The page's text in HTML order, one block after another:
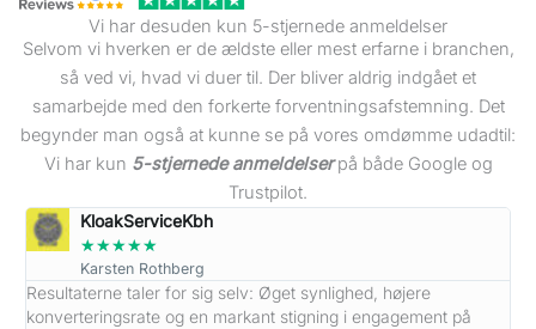
Vi har desuden kun 5-stjernede anmeldelser
Selvom vi hverken er de ældste eller mest erfarne i branchen,
så ved vi, hvad vi duer til. Der bliver aldrig indgået et
samarbejde med den forkerte forventningsafstemning. Det
begynder man også at kunne se på vores omdømme udadtil:
Vi har kun 5-stjernede anmeldelserpå både Google og
Trustpilot.
KloakServiceKbh
★★★★★
Karsten Rothberg
Resultaterne taler for sig selv: Øget synlighed, højere
konverteringsrate og en markant stigning i engagement på